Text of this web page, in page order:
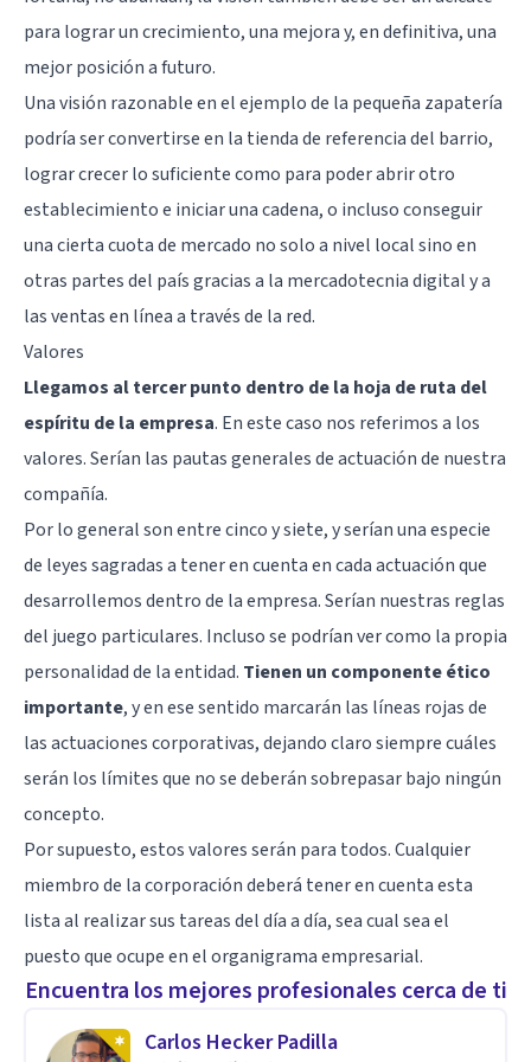
para lograr un crecimiento, una mejora y, en definitiva, una
mejor posición a futuro.
Una visión razonable en el ejemplo de la pequeña zapatería
podría ser convertirse en la tienda de referencia del barrio,
lograr crecer lo suficiente como para poder abrir otro
establecimiento e iniciar una cadena, o incluso conseguir
una cierta cuota de mercado no solo a nivel local sino en
otras partes del país gracias a la mercadotecnia digital y a
las ventas en línea a través de la red.
Valores
Llegamos al tercer punto dentro de la hoja de ruta del
espíritu de la empresa. En este caso nos referimos a los
valores. Serían las pautas generales de actuación de nuestra
compañía.
Por lo general son entre cinco y siete, y serían una especie
de leyes sagradas a tener en cuenta en cada actuación que
desarrollemos dentro de la empresa. Serían nuestras reglas
del juego particulares. Incluso se podrían ver como la propia
personalidad de la entidad. Tienen un componente ético
importante, y en ese sentido marcarán las líneas rojas de
las actuaciones corporativas, dejando claro siempre cuáles
serán los límites que no se deberán sobrepasar bajo ningún
concepto.
Por supuesto, estos valores serán para todos. Cualquier
miembro de la corporación deberá tener en cuenta esta
lista al realizar sus tareas del día a día, sea cual sea el
puesto que ocupe en el organigrama empresarial.
Encuentra los mejores profesionales cerca de ti
Carlos Hecker Padilla